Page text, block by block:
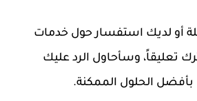
أو لديك استفسار حول خدمات
تعليقاً، وسأحاول الرد عليك
الحلول الممكنة.